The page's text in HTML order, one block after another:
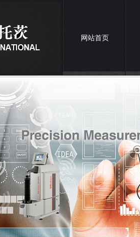
网站首页